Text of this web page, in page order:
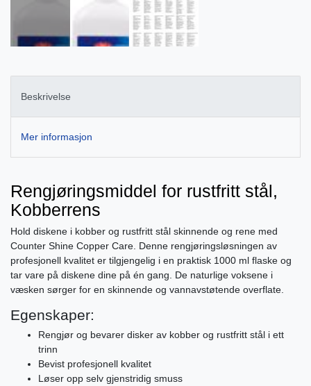
Beskrivelse
Mer informasjon
Rengjøringsmiddel for rustfritt stål,
Kobberrens
Hold diskene i kobber og rustfritt stål skinnende og rene med
Counter Shine Copper Care. Denne rengjøringsløsningen av
profesjonell kvalitet er tilgjengelig i en praktisk 1000 ml flaske og
tar vare på diskene dine på én gang. De naturlige voksene i
væsken sørger for en skinnende og vannavstøtende overflate.
Egenskaper:
Rengjør og bevarer disker av kobber og rustfritt stål i ett
trinn
Bevist profesjonell kvalitet
Løser opp selv gjenstridig smuss